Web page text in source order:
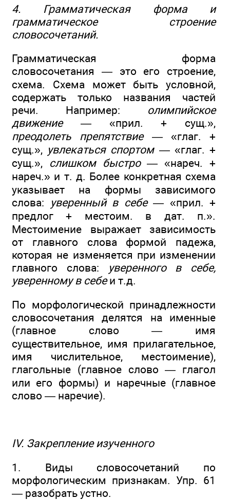
4. Грамматическая форма и
грамматическое строение
словосочетаний.
Грамматическая форма
словосочетания — это его строение,
схема. Схема может быть условной,
содержать только названия частей
речи. Например: олимпийское
движение— «прил. + сущ.»,
преодолеть препятствие— «глаг. +
сущ.», увлекаться спортом— «глаг. +
сущ.», слишком быстро— «нареч. +
нареч.» и т. д. Более конкретная схема
указывает на формы зависимого
слова:
уверенный в себе— «прил. +
предлог + местоим. в дат. п.».
Местоимение выражает зависимость
от главного слова формой падежа,
которая не изменяется при изменении
главного слова: уверенного в себе,
уверенному в себеи т.д.
По морфологической принадлежности
словосочетания делятся на именные
(главное слово — имя
существительное, имя прилагательное,
имя числительное, местоимение),
глагольные (главное слово — глагол
или его формы) и наречные (главное
слово — наречие).
IV. Закрепление изученного
1. Виды словосочетаний по
морфологическим признакам. Упр. 61
— разобрать устно.